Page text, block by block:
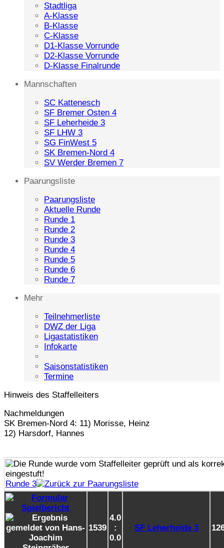
Stadtliga
A-Klasse
B-Klasse
C-Klasse
D1-Klasse Vorrunde
D2-Klasse Vorrunde
D-Klasse Finalrunde
Mannschaften
SC Kattenesch
SF Bremer Osten 4
SF Leherheide 3
SF LHW 3
SG FinWest 5
SK Bremen-Nord 4
SV Werder Bremen 7
Paarungsliste
Paarungsliste
Aktuelle Runde
Runde 1
Runde 2
Runde 3
Runde 4
Runde 5
Runde 6
Runde 7
Mehr
Teilnehmerliste
DWZ der Liga
Ligastatistiken
Infokarte
Saisonstatistiken
Termine
Hinweis des Staffelleiters
Nachmeldungen
SK Bremen-Nord 4: 11) Morisse, Heinz
12) Harsdorf, Hannes
Runde 3
1539
4.0
:
0.0
SF Leherheide 3